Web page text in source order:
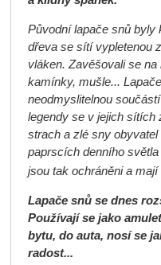
Původní lapače snů byly
dřeva se sítí vypletenou
vláken. Zavěšovali se
kamínky, mušle...
neodmyslitelnou
legendy se v jejich sítích
strach a zlé sny
paprscích denního
jsou tak ochráněni a
Lapače snů se dnes
Používají se jako
bytu, do auta, nosí se
radost...